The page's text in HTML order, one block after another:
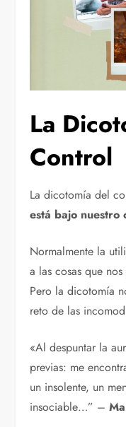
La
Control
La dicotomía del
está bajo nuestro
Normalmente la
a las cosas que
Pero la dicotomía
reto de las
«Al despuntar la
previas: me
un insolente, un
insociable…” –